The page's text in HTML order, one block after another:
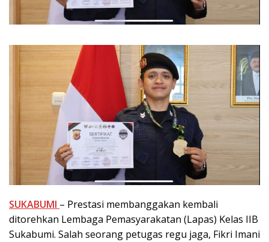
SUKABUMI – Prestasi membanggakan kembali
ditorehkan Lembaga Pemasyarakatan (Lapas) Kelas IIB
Sukabumi. Salah seorang petugas regu jaga, Fikri Imani